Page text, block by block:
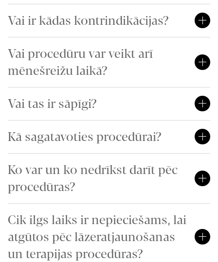
Vai ir kādas kontrindikācijas?
Vai procedūru var veikt arī
mēnešreižu laikā?
Vai tas ir sāpīgi?
Kā sagatavoties procedūrai?
Ko var un ko nedrīkst darīt pēc
procedūras?
Cik ilgs laiks ir nepieciešams, lai
atgūtos pēc lāzeratjaunošanas
un terapijas procedūras?